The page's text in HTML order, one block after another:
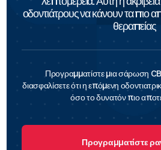
οδοντιάτρους να κάνουν τα πιο
θεραπείας
Προγραμματίστε μια σάρωση
διασφαλίσετε ότι η επόμενη
όσο το δυνατόν πιο
Προγραμματίστε